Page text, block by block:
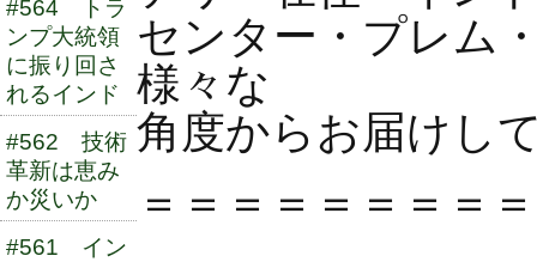
#564 トラ
ンプ大統領
に振り回さ
れるインド
#562 技術
革新は恵み
か災いか
#561 イン
センター・プレム
様々な
角度からお届けし
＝＝＝＝＝＝＝＝